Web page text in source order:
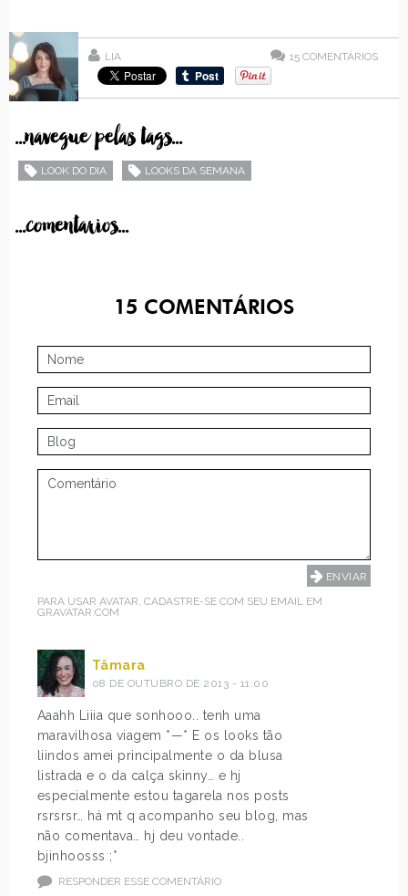
LIA 15 COMENTÁRIOS
...navegue pelas tags...
LOOK DO DIA LOOKS DA SEMANA
...comentarios...
15 COMENTÁRIOS
PARA USAR AVATAR, CADASTRE-SE COM SEU EMAIL EM
GRAVATAR.COM
Tâmara
08 DE OUTUBRO DE 2013 - 11:00
Aaahh Liiia que sonhooo.. tenh uma
maravilhosa viagem *—* E os looks tão
liindos amei principalmente o da blusa
listrada e o da calça skinny… e hj
especialmente estou tagarela nos posts
rsrsrsr… há mt q acompanho seu blog, mas
não comentava… hj deu vontade..
bjinhoosss ;*
RESPONDER ESSE COMENTÁRIO